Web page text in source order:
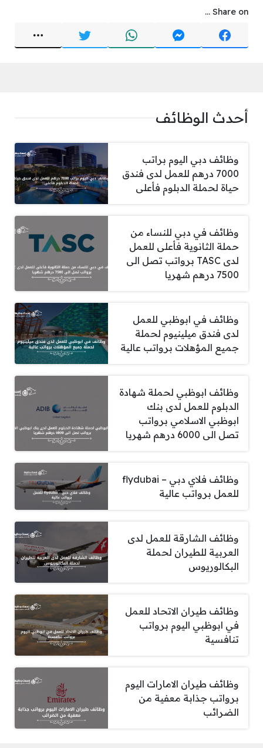
Share on ...
أحدث الوظائف
وظائف دبي اليوم براتب
7000 درهم للعمل لدى فندق
حياة لحملة الدبلوم فأعلى
وظائف في دبي للنساء من
حملة الثانوية فأعلى للعمل
لدى TASC برواتب تصل الى
7500 درهم شهريا
وظائف في ابوظبي للعمل
لدى فندق ميلينيوم لحملة
جميع المؤهلات برواتب عالية
وظائف ابوظبي لحملة شهادة
الدبلوم للعمل لدى بنك
ابوظبي الاسلامي برواتب
تصل الى 6000 درهم شهريا
وظائف فلاي دبي – flydubai
للعمل برواتب عالية
وظائف الشارقة للعمل لدى
العربية للطيران لحملة
البكالوريوس
وظائف طيران الاتحاد للعمل
في ابوظبي اليوم برواتب
تنافسية
وظائف طيران الامارات اليوم
برواتب جذابة معفية من
الضرائب